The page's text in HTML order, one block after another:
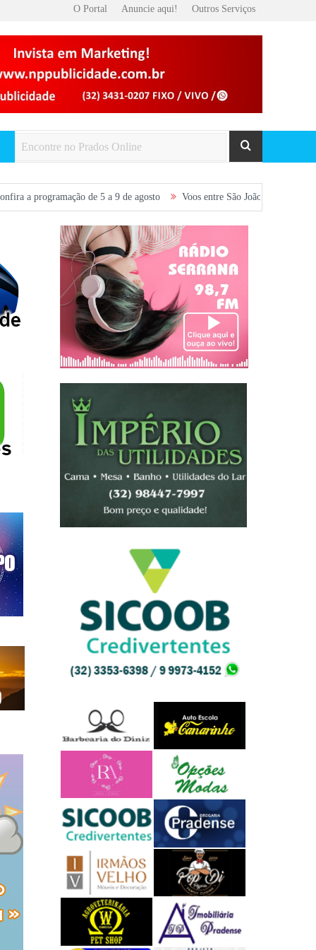
O Portal Anuncie aqui! Outros Serviços
de 5 a 9 de agosto Voos entre São João del-Rei e Belo Horizonte